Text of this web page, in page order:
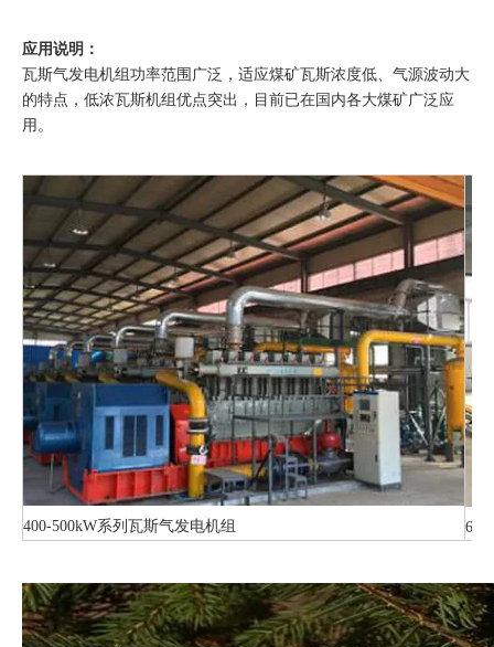
应用说明：
瓦斯气发电机组功率范围广泛，适应煤矿瓦斯浓度低、气源波动大
的特点，低浓瓦斯机组优点突出，目前已在国内各大煤矿广泛应
用。
400-500kW系列瓦斯气发电机组